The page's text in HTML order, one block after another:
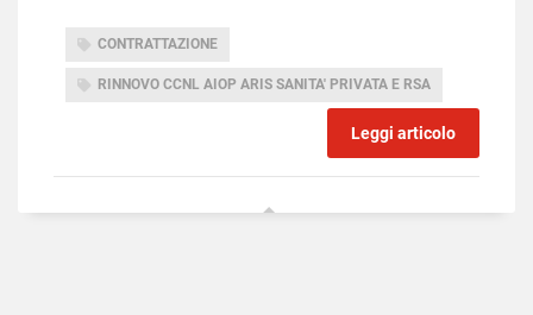
CONTRATTAZIONE
RINNOVO CCNL AIOP ARIS SANITA' PRIVATA E RSA
Leggi articolo